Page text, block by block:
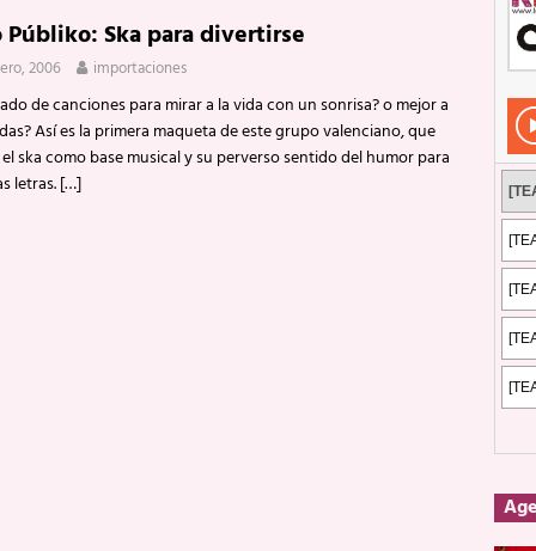
certificados
ENTREVISTAS
2 de mayo de 2026 en Fuengirola
Su ‘aullido’ retumbó ferozmente en Fuengirola.
REPORTAJES
La historia de Nintendo Vol. 2 PUBLICACIONES
Públiko: Ska para divertirse
2006 importaciones
de canciones para mirar a la vida con un sonrisa? o mejor a
Así es la primera maqueta de este grupo valenciano, que
ska como base musical y su perverso sentido del humor para
letras.[…]